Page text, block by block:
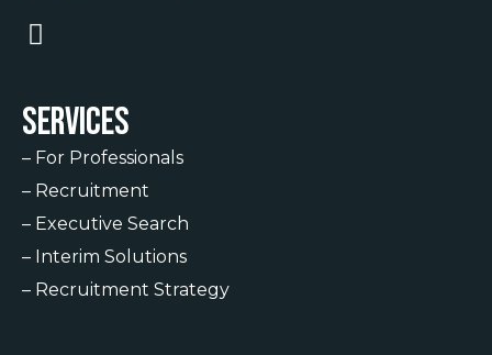
Services
– For Professionals
– Recruitment
– Executive Search
– Interim Solutions
– Recruitment Strategy